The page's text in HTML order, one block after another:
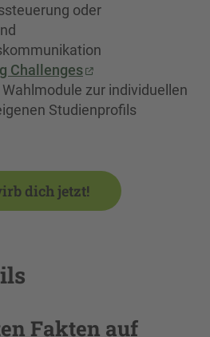
oder
Challenges
zur individuellen
Studienprofils
dich jetzt!
Fakten auf